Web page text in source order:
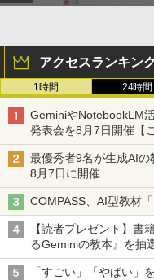
アクセスランキン
1時間 24時間
GeminiやNotebookLM
発表会を8月7日開催【
最優秀者9名が生成AI
8月7日に開催
COMPASS、AI型教材
【読者プレゼント】書
るGeminiの教本』を
2026年8月12日（水）
「すごい」「やばい